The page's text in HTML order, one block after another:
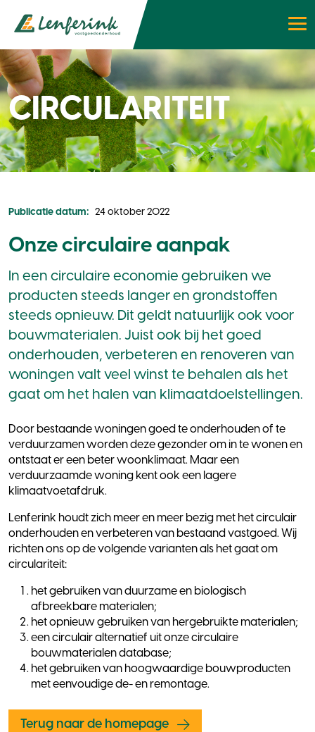
CIRCULARITEIT
Publicatie datum: 24 oktober 2022
Onze circulaire aanpak
In een circulaire economie gebruiken we
producten steeds langer en grondstoffen
steeds opnieuw. Dit geldt natuurlijk ook voor
bouwmaterialen. Juist ook bij het goed
onderhouden, verbeteren en renoveren van
woningen valt veel winst te behalen als het
gaat om het halen van klimaatdoelstellingen.
Door bestaande woningen goed te onderhouden of te
verduurzamen worden deze gezonder om in te wonen en
ontstaat er een beter woonklimaat. Maar een
verduurzaamde woning kent ook een lagere
klimaatvoetafdruk.
Lenferink houdt zich meer en meer bezig met het circulair
onderhouden en verbeteren van bestaand vastgoed. Wij
richten ons op de volgende varianten als het gaat om
circulariteit:
het gebruiken van duurzame en biologisch
afbreekbare materialen;
het opnieuw gebruiken van hergebruikte materialen;
een circulair alternatief uit onze circulaire
bouwmaterialen database;
het gebruiken van hoogwaardige bouwproducten
met eenvoudige de- en remontage.
Terug naar de homepage